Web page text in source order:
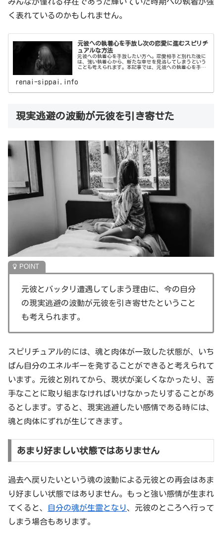
く表れているのかもしれません。
元彼への執着心を手放し次の恋愛に進むスピリチ
ュアルな方法
元彼への執着心を手放したい方へ。恋愛相手と別れた後に
は、強い執着心から、新たな幸せを見逃してしまうという
ことも考えられます。本記事では、元彼への執着心を手放
renai-sippai.info
現実逃避の波動が元彼を引き寄せた
元彼とバッタリ遭遇してしまう理由に、今の自分
の現実逃避の波動が元彼を引き寄せたということ
も考えられます。
スピリチュアル的には、魂と肉体が一致した状態が、いち
ばん自分のエネルギーを発することができると考えられて
います。元彼と別れてから、現状が楽しくなかったり、苦
手なことに取り組まなければいけなかったりすることがあ
るとします。すると、現実逃避したい感情である時には、
魂と肉体にずれが生じてきます。
あまり好ましい状態ではありません
過去へ戻りたいという魂の波動による元彼との再会はあま
り好ましい状態ではありません。もっと強い感情が生まれ
てくると、
自分の魂が生霊となり、元彼のところへ行って
しまう場合もあります。